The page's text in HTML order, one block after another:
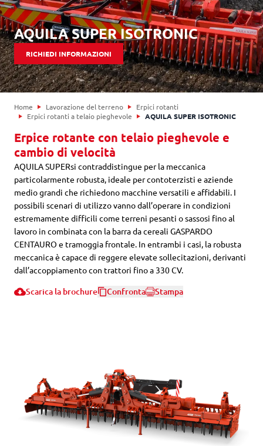
AQUILA SUPER ISOTRONIC
RICHIEDI INFORMAZIONI
Home Lavorazione del terreno
Erpici rotanti
Erpici rotanti a telaio pieghevole
AQUILA SUPER ISOTRONIC
Erpice rotante con telaio pieghevole e
cambio di velocità
AQUILA SUPERsi contraddistingue per la meccanica
particolarmente robusta, ideale per contoterzisti e aziende
medio grandi che richiedono macchine versatili e affidabili. I
possibili scenari di utilizzo vanno dall’operare in condizioni
estremamente difficili come terreni pesanti o sassosi fino al
lavoro in combinata con la barra da cereali GASPARDO
CENTAURO e tramoggia frontale. In entrambi i casi, la robusta
meccanica è capace di reggere elevate sollecitazioni, derivanti
dall’accoppiamento con trattori fino a 330 CV.
Scarica la brochure Confronta Stampa